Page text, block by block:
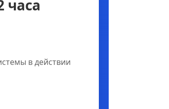
часа
в действии